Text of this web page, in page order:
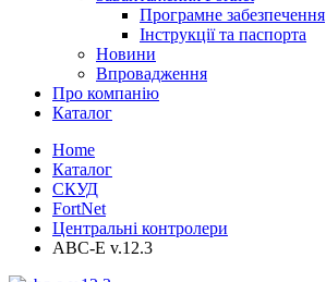
Програмне забезпечення
Інструкції та паспорта
Новини
Впровадження
Про компанію
Каталог
Home
Каталог
СКУД
FortNet
Центральні контролери
ABC-E v.12.3